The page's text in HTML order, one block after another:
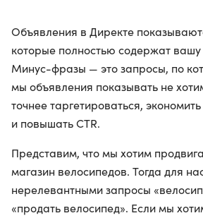
Объявления в Директе
которые полностью содержат
Минус-фразы — это запросы, по
мы объявления показывать не
точнее таргетироваться,
и повышать CTR.
Представим, что мы хотим
магазин велосипедов. Тогда для
нерелевантными запросы
«продать велосипед». Если мы